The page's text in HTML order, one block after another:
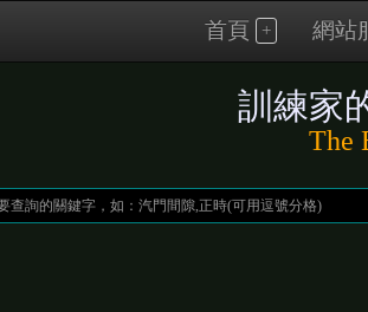
首頁 網站
訓練家
The